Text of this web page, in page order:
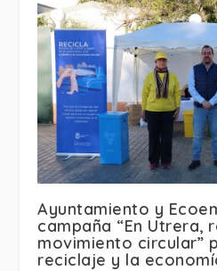
Ayuntamiento y
campaña “En Utrera,
movimiento circular”
reciclaje y la